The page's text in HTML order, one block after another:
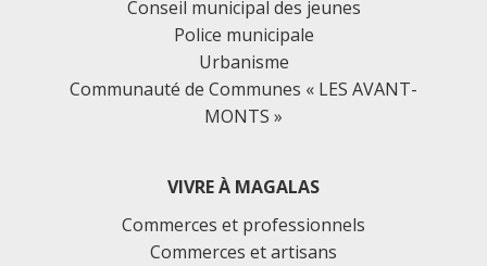
Conseil municipal des jeunes
Police municipale
Urbanisme
Communauté de Communes « LES AVANT-
MONTS »
VIVRE À MAGALAS
Commerces et professionnels
Commerces et artisans